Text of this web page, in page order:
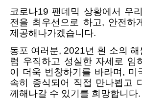
코로나19 팬데믹 상황에서 우
전을 최우선으로 하고, 안전하
제공해나가겠습니다.
동포 여러분, 2021년 흰 소의 해
럼 우직하고 성실한 자세로 임
이 더욱 번창하기를 바라며, 미
속히 종식되어 직접 만나뵙고
께해나갈 수 있기를 희망합니다.